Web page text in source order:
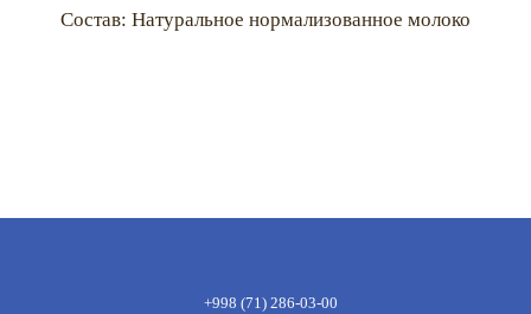
Состав: Натуральное нормализованное молоко
+998 (71) 286-03-00